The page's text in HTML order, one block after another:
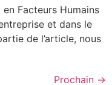
Facteurs Humains
et dans le
de l’article, nous
Prochain →